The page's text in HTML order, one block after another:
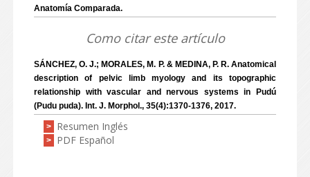
Anatomía Comparada.
Como citar este artículo
SÁNCHEZ, O. J.; MORALES, M. P. & MEDINA, P. R. Anatomical
description of pelvic limb myology and its topographic
relationship with vascular and nervous systems in Pudú
(Pudu puda). Int. J. Morphol., 35(4):1370-1376, 2017.
> Resumen Inglés
> PDF Español